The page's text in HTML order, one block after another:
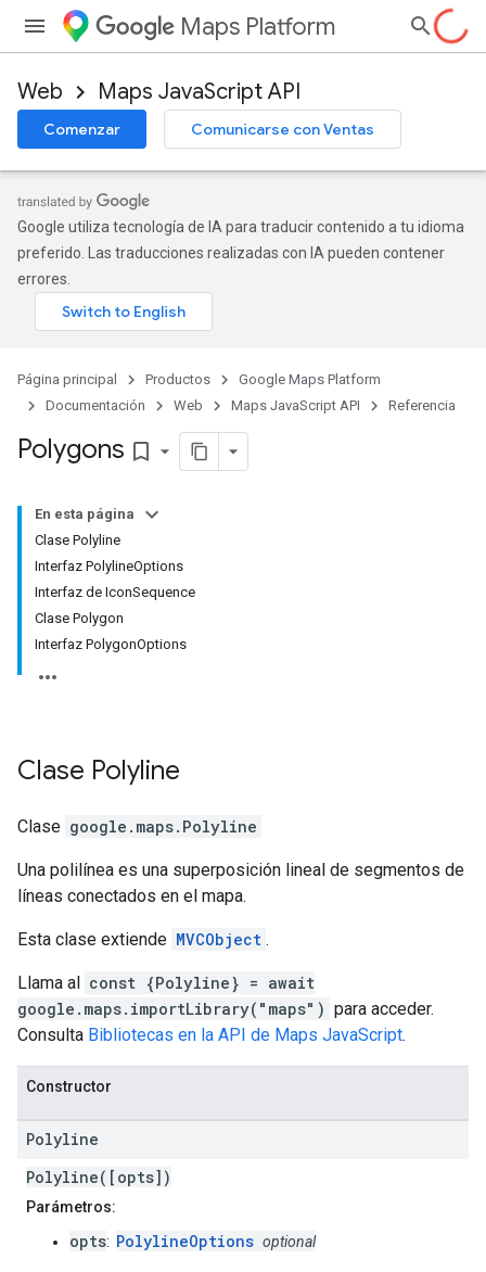
Maps Platform
Web Maps JavaScript API
Comenzar Comunicarse con Ventas
Google utiliza tecnología de IA para traducir contenido a tu idioma
preferido. Las traducciones realizadas con IA pueden contener
errores.
Página principal Productos
Google Maps Platform
Documentación
Web Maps JavaScript API Referencia
Polygons bookmark_border
En esta página
Clase Polyline
Interfaz PolylineOptions
Interfaz de IconSequence
Clase Polygon
Interfaz PolygonOptions
Clase Polyline
Clase google.maps. Polyline
Una polilínea es una superposición lineal de segmentos de
líneas conectados en el mapa.
Esta clase extiende MVCObject .
Llama al const {Polyline} = await
google.maps.importLibrary("maps") para acceder.
Consulta Bibliotecas en la API de Maps JavaScript.
Constructor
Polyline
Polyline([opts])
Parámetros:
opts: PolylineOptions optional